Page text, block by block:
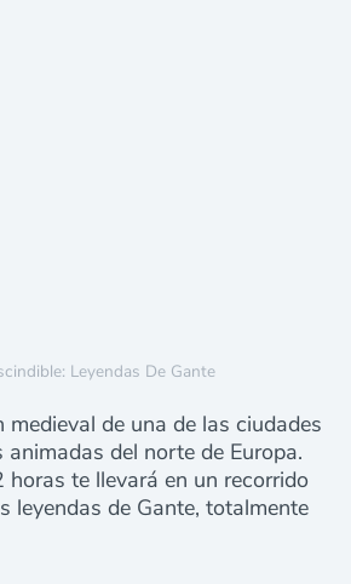
Leyendas De Gante
medieval de una de las ciudades
del norte de Europa.
horas te llevará en un recorrido
leyendas de Gante, totalmente